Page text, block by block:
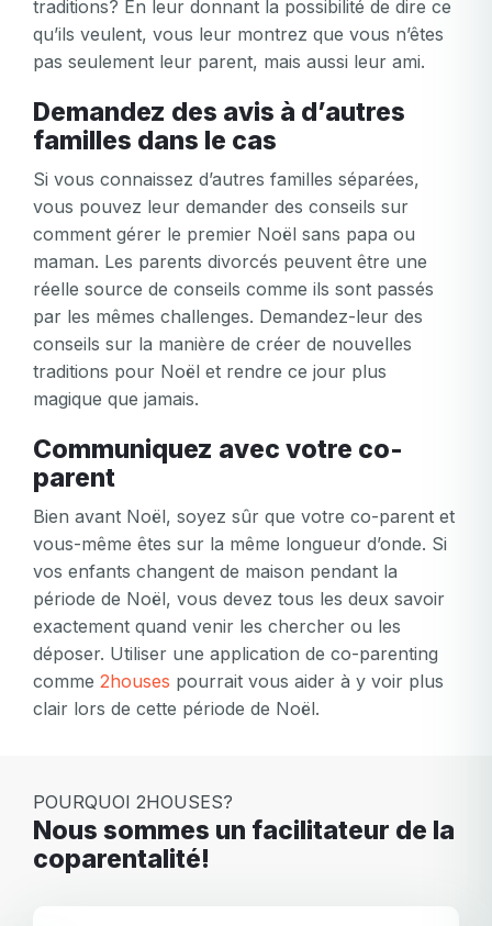
traditions? En leur donnant la possibilité de dire ce
qu’ils veulent, vous leur montrez que vous n’êtes
pas seulement leur parent, mais aussi leur ami.
Demandez des avis à d’autres
familles dans le cas
Si vous connaissez d’autres familles séparées,
vous pouvez leur demander des conseils sur
comment gérer le premier Noël sans papa ou
maman. Les parents divorcés peuvent être une
réelle source de conseils comme ils sont passés
par les mêmes challenges. Demandez-leur des
conseils sur la manière de créer de nouvelles
traditions pour Noël et rendre ce jour plus
magique que jamais.
Communiquez avec votre co-
parent
Bien avant Noël, soyez sûr que votre co-parent et
vous-même êtes sur la même longueur d’onde. Si
vos enfants changent de maison pendant la
période de Noël, vous devez tous les deux savoir
exactement quand venir les chercher ou les
déposer. Utiliser une application de co-parenting
comme 2houses pourrait vous aider à y voir plus
clair lors de cette période de Noël.
POURQUOI 2HOUSES?
Nous sommes un facilitateur de la
coparentalité!
Mon email
Mot de passe
ou
mot
de
passe
invalide
Facebook Google Apple
Mon email
Mot de passe
Confirmation de mot de passe
Ou inscrivez-vous via